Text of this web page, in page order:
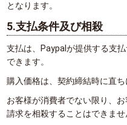
となります。
5.支払条件及び相殺
支払は、Paypalが提供する支
できます。
購入価格は、契約締結時に直
お客様が消費者でない限り、
請求を相殺することはできませ